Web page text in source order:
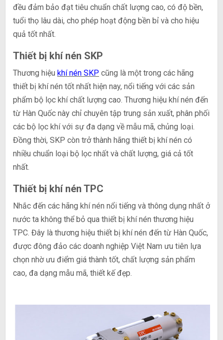
đều đảm bảo đạt tiêu chuẩn chất lượng cao, có độ bền,
tuổi thọ lâu dài, cho phép hoạt động bền bỉ và cho hiệu
quả tốt nhất.
Thiết bị khí nén SKP
Thương hiệu khí nén SKP cũng là một trong các hãng
thiết bị khí nén tốt nhất hiện nay, nổi tiếng với các sản
phẩm bộ lọc khí chất lượng cao. Thương hiệu khí nén đến
từ Hàn Quốc này chỉ chuyên tập trung sản xuất, phân phối
các bộ lọc khí với sự đa dạng về mẫu mã, chủng loại.
Đồng thời, SKP còn trở thành hãng thiết bị khí nén có
nhiều chuẩn loại bộ lọc nhất và chất lượng, giá cả tốt
nhất.
Thiết bị khí nén TPC
Nhắc đến các hãng khí nén nổi tiếng và thông dụng nhất ở
nước ta không thể bỏ qua thiết bị khí nén thương hiệu
TPC. Đây là thương hiệu thiết bị khí nén đến từ Hàn Quốc,
được đông đảo các doanh nghiệp Việt Nam ưu tiên lựa
chọn nhờ ưu điểm giá thành tốt, chất lượng sản phẩm
cao, đa dạng mẫu mã, thiết kế đẹp.